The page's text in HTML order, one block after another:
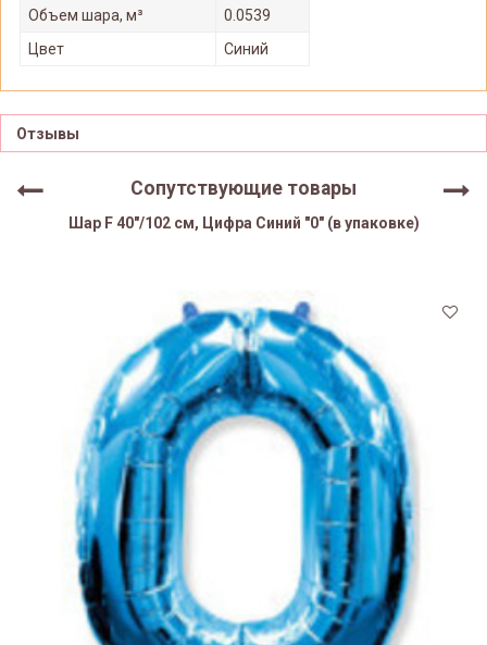
Объем шара, м³
0.0539
Цвет
Синий
Отзывы
Сопутствующие товары
Шар F 40"/102 см, Цифра Синий "0" (в упаковке)